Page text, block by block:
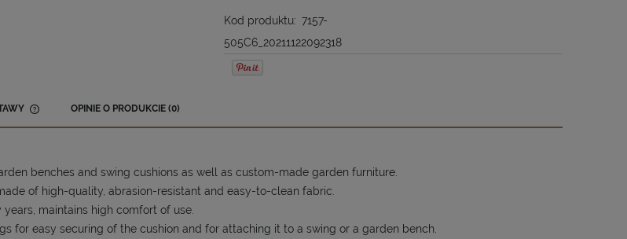
Kod produktu: 7157-
505C6_20211122092318
KOSZTÓW PŁATNOŚCI
OPINIE O PRODUKCIE (0)
benches and swing cushions as well as custom-made garden furniture.
of high-quality, abrasion-resistant and easy-to-clean fabric.
maintains high comfort of use.
for easy securing of the cushion and for attaching it to a swing or a garden bench.